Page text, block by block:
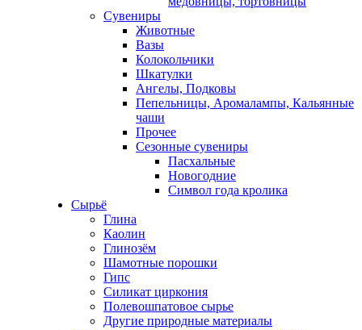
Сувениры
Животные
Вазы
Колокольчики
Шкатулки
Ангелы, Подковы
Пепельницы, Аромалампы, Кальянные
чаши
Прочее
Сезонные сувениры
Пасхальные
Новогодние
Символ года кролика
Сырьё
Глина
Каолин
Глинозём
Шамотные порошки
Гипс
Силикат циркония
Полевошпатовое сырье
Другие природные материалы